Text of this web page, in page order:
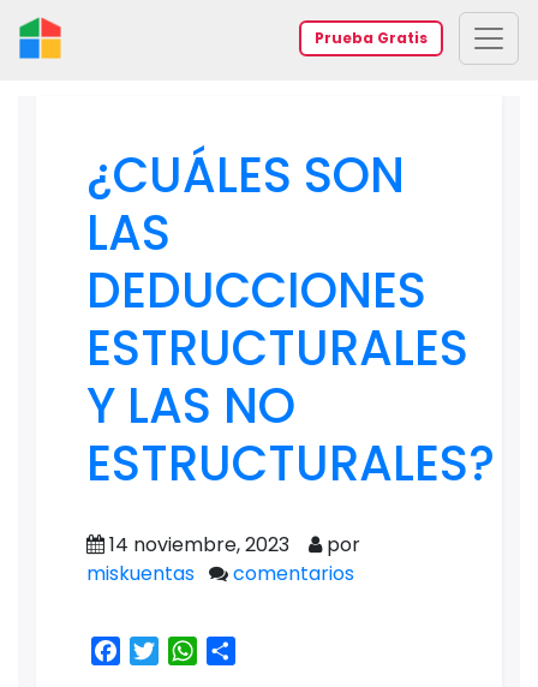
Prueba Gratis
¿CUÁLES SON
LAS
DEDUCCIONES
ESTRUCTURALES
Y LAS NO
ESTRUCTURALES?
14 noviembre, 2023
por
miskuentas
comentarios
Facebook
TwitterWhatsApp